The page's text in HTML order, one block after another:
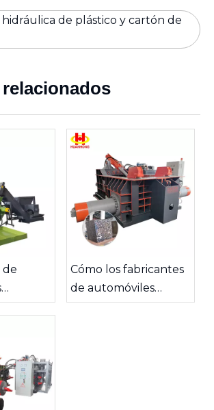
hidráulica de plástico y cartón de
de
¿cuál
Cómo los fabricantes
de automóviles
reciclan la chatarra